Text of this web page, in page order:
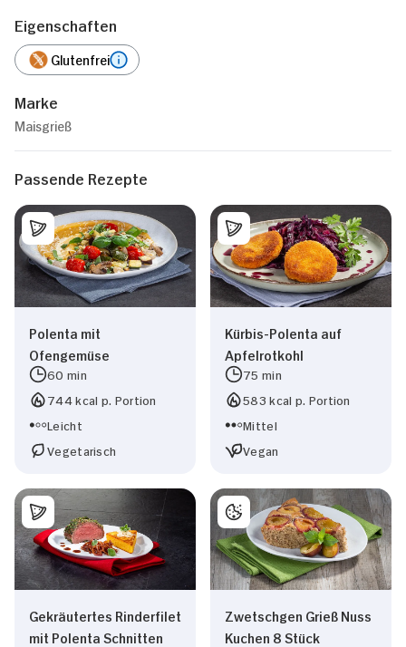
Eigenschaften
Glutenfrei
Marke
Maisgrieß
Passende Rezepte
Polenta mit
Ofengemüse
60 min
744 kcal p. Portion
Leicht
Vegetarisch
Kürbis-Polenta auf
Apfelrotkohl
75 min
583 kcal p. Portion
Mittel
Vegan
Gekräutertes Rinderfilet
mit Polenta Schnitten
Zwetschgen Grieß Nuss
Kuchen 8 Stück